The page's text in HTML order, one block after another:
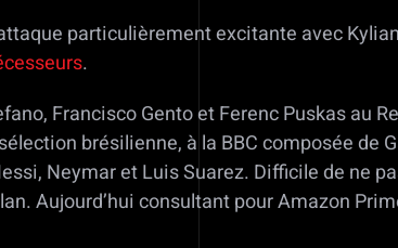
particulièrement excitante avec
.
Francisco Gento et Ferenc Puskas au
brésilienne, à la BBC composée de
Neymar et Luis Suarez. Difficile de ne
Aujourd’hui consultant pour Amazon